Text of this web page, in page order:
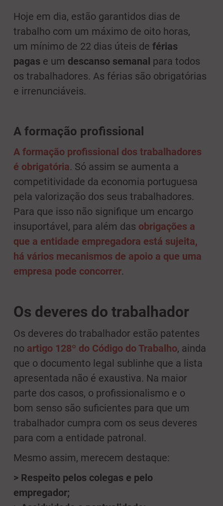
Hoje em dia, estão garantidos dias de
trabalho com um máximo de oito horas,
um mínimo de 22 dias úteis de férias
pagas e um descanso semanal para todos
os trabalhadores. As férias são obrigatórias
e irrenunciáveis.
A formação profissional
A formação profissional dos trabalhadores
é obrigatória. Só assim se aumenta a
competitividade da economia portuguesa
pela valorização dos seus trabalhadores.
Para que isso não signifique um encargo
insuportável, para além das obrigações a
que a entidade empregadora está sujeita,
há vários mecanismos de apoio a que uma
empresa pode concorrer.
Os deveres do trabalhador
Os deveres do trabalhador estão patentes
no artigo 128º do Código do Trabalho, ainda
que o documento legal sublinhe que a lista
apresentada não é exaustiva. Na maior
parte dos casos, o profissionalismo e o
bom senso são suficientes para que um
trabalhador cumpra com os seus deveres
para com a entidade patronal.
Mesmo assim, merecem destaque:
> Respeito pelos colegas e pelo
empregador;